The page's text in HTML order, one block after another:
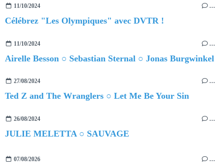
11/10/2024 …
Célébrez "Les Olympiques" avec DVTR !
11/10/2024 …
Airelle Besson ○ Sebastian Sternal ○ Jonas Burgwinkel
27/08/2024 …
Ted Z and The Wranglers ○ Let Me Be Your Sin
26/08/2024 …
JULIE MELETTA ○ SAUVAGE
07/08/2026 …